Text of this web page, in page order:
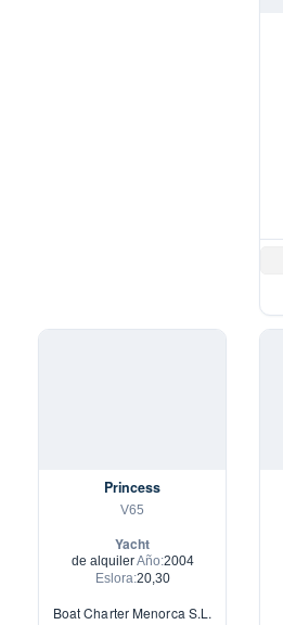
Princess
V65
Yacht
de alquilerAño:2004
Eslora:20,30
Boat Charter Menorca S.L.